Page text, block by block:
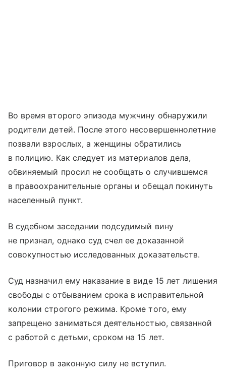
Во время второго эпизода мужчину обнаружили
родители детей. После этого несовершеннолетние
позвали взрослых, а женщины обратились
в полицию. Как следует из материалов дела,
обвиняемый просил не сообщать о случившемся
в правоохранительные органы и обещал покинуть
населенный пункт.
В судебном заседании подсудимый вину
не признал, однако суд счел ее доказанной
совокупностью исследованных доказательств.
Суд назначил ему наказание в виде 15 лет лишения
свободы с отбыванием срока в исправительной
колонии строгого режима. Кроме того, ему
запрещено заниматься деятельностью, связанной
с работой с детьми, сроком на 15 лет.
Приговор в законную силу не вступил.